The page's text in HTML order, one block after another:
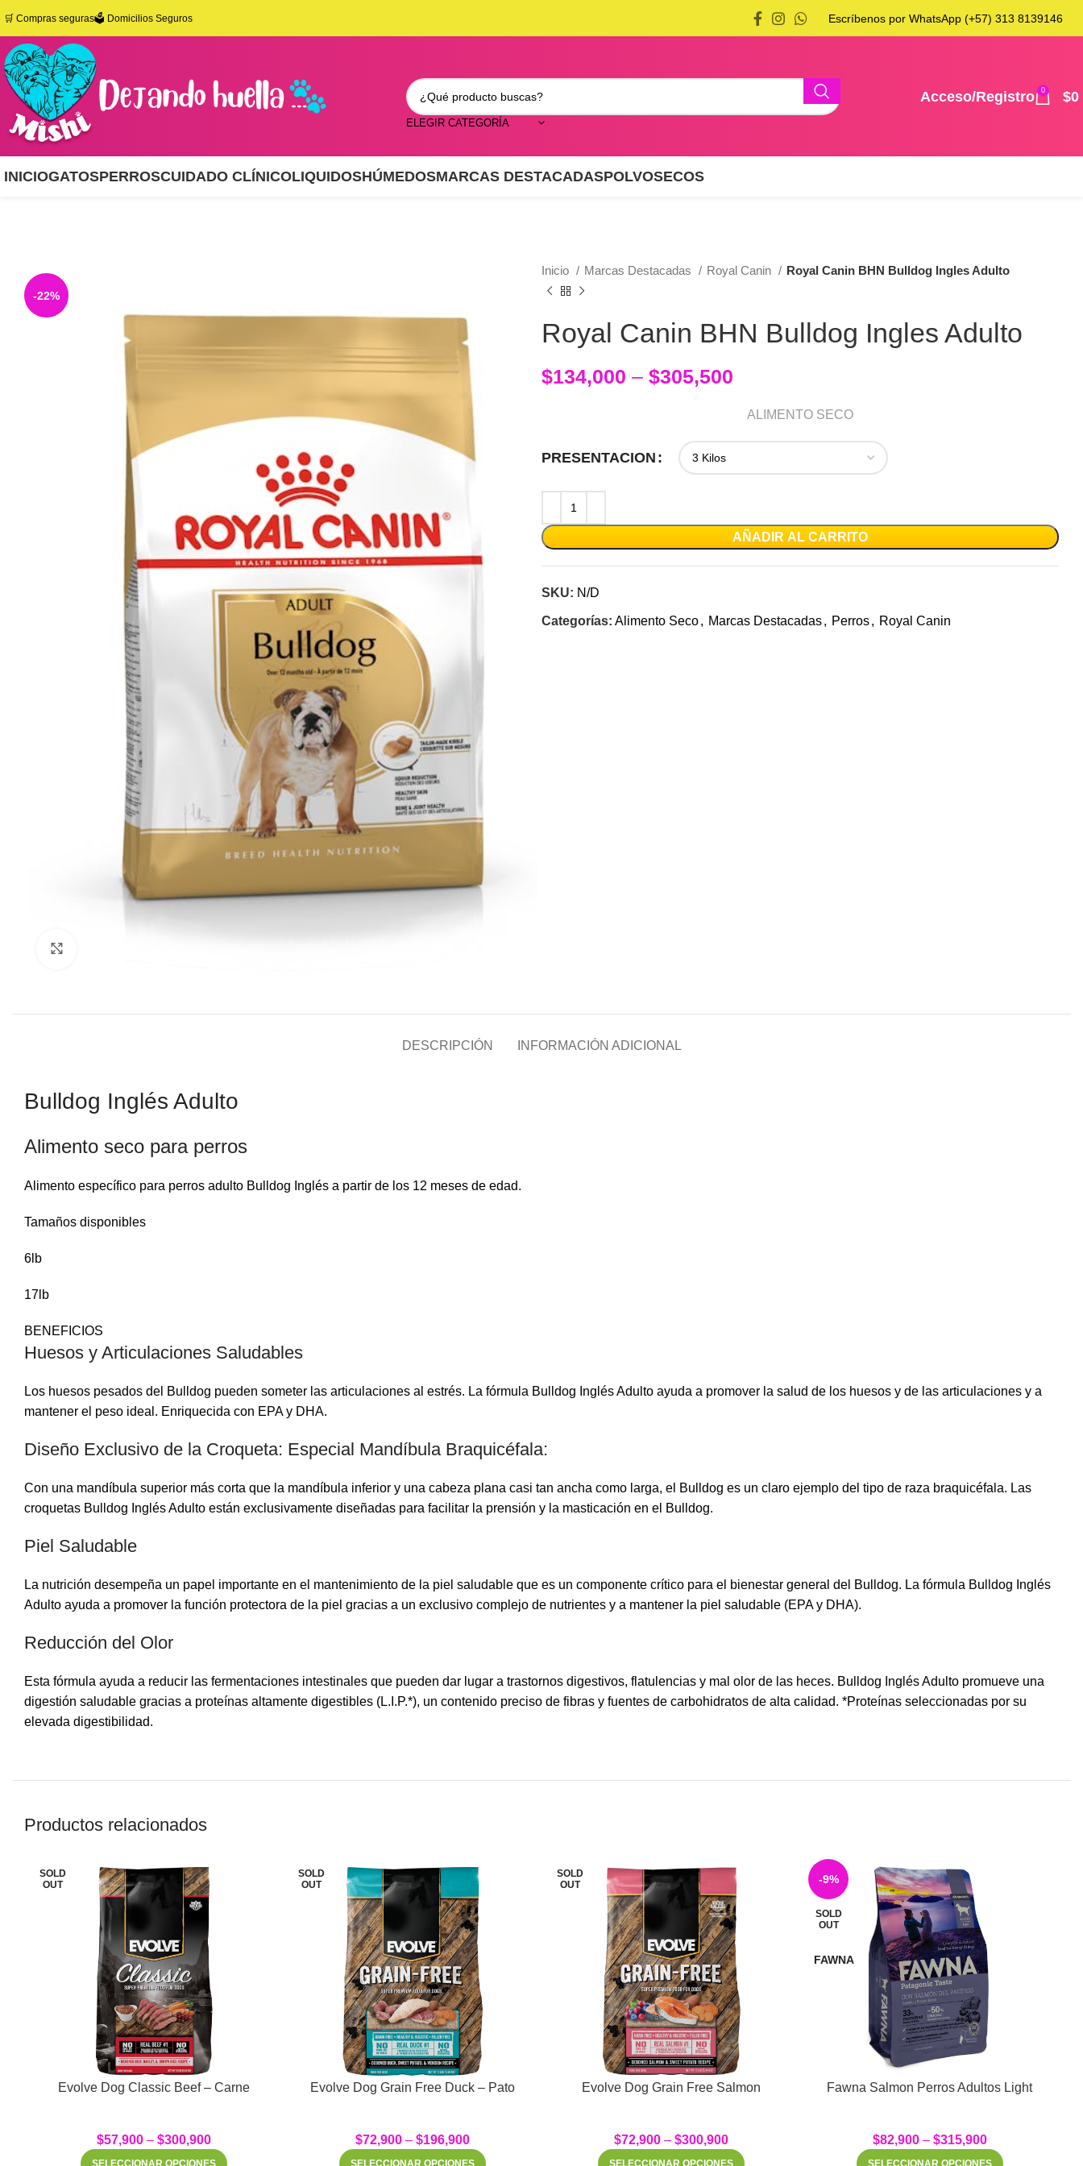
🛒 Compras seguras🗳️ Domicilios Seguros Escríbenos por WhatsApp (+57) 313 8139146
ELEGIR CATEGORÍA
Acceso/Registro 0 $0
INICIOGATOSPERROSCUIDADO CLÍNICOLIQUIDOSHÚMEDOSMARCAS DESTACADASPOLVOSECOS
-22%
Inicio Marcas Destacadas Royal Canin Royal Canin BHN Bulldog Ingles Adulto
Royal Canin BHN Bulldog Ingles Adulto
$134,000 – $305,500
ALIMENTO SECO
PRESENTACION
AÑADIR AL CARRITO
SKU: N/D
Categorías: Alimento Seco, Marcas Destacadas, Perros, Royal Canin
DESCRIPCIÓN INFORMACIÓN ADICIONAL
Bulldog Inglés Adulto
Alimento seco para perros
Alimento específico para perros adulto Bulldog Inglés a partir de los 12 meses de edad.
Tamaños disponibles
6lb
17lb
BENEFICIOS
Huesos y Articulaciones Saludables
Los huesos pesados del Bulldog pueden someter las articulaciones al estrés. La fórmula Bulldog Inglés Adulto ayuda a promover la salud de los huesos y de las articulaciones y a
mantener el peso ideal. Enriquecida con EPA y DHA.
Diseño Exclusivo de la Croqueta: Especial Mandíbula Braquicéfala:
Con una mandíbula superior más corta que la mandíbula inferior y una cabeza plana casi tan ancha como larga, el Bulldog es un claro ejemplo del tipo de raza braquicéfala. Las
croquetas Bulldog Inglés Adulto están exclusivamente diseñadas para facilitar la prensión y la masticación en el Bulldog.
Piel Saludable
La nutrición desempeña un papel importante en el mantenimiento de la piel saludable que es un componente crítico para el bienestar general del Bulldog. La fórmula Bulldog Inglés
Adulto ayuda a promover la función protectora de la piel gracias a un exclusivo complejo de nutrientes y a mantener la piel saludable (EPA y DHA).
Reducción del Olor
Esta fórmula ayuda a reducir las fermentaciones intestinales que pueden dar lugar a trastornos digestivos, flatulencias y mal olor de las heces. Bulldog Inglés Adulto promueve una
digestión saludable gracias a proteínas altamente digestibles (L.I.P.*), un contenido preciso de fibras y fuentes de carbohidratos de alta calidad. *Proteínas seleccionadas por su
elevada digestibilidad.
Productos relacionados
SOLD
OUT
Evolve Dog Classic Beef – Carne
$57,900– $300,900
SELECCIONAR OPCIONES
SOLD
OUT
Evolve Dog Grain Free Duck – Pato
$72,900– $196,900
SELECCIONAR OPCIONES
SOLD
OUT
Evolve Dog Grain Free Salmon
$72,900– $300,900
SELECCIONAR OPCIONES
-9%
SOLD
OUT
FAWNA
Fawna Salmon Perros Adultos Light
$82,900– $315,900
SELECCIONAR OPCIONES
Instagram
WhatsApp